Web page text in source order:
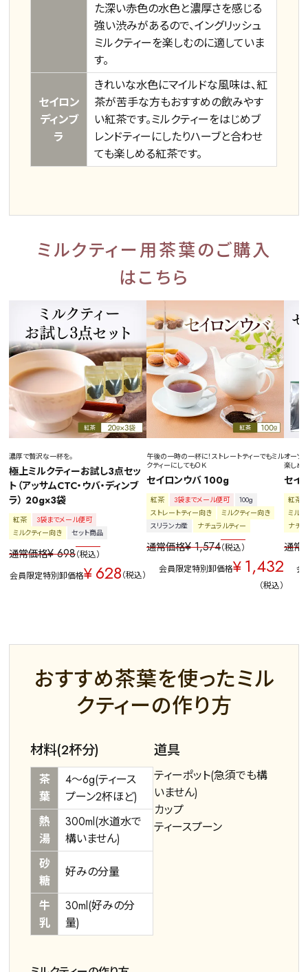
た深い赤色の水色と濃厚さを感じる
強い渋みがあるので、イングリッシュ
ミルクティーを楽しむのに適していま
す。
セイロン
ディンブ
ラ
きれいな水色にマイルドな風味は、紅
茶が苦手な方もおすすめの飲みやす
い紅茶です。ミルクティーをはじめブ
レンドティーにしたりハーブと合わせ
ても楽しめる紅茶です。
ミルクティー用茶葉のご購入
はこちら
濃厚で贅沢な一杯を。
極上ミルクティーお試し3点セッ
ト（アッサムCTC・ウバ・ディンブ
ラ） 20g×3袋
紅茶
3袋までメール便可
ミルクティー向き
セット商品
通常価格¥ 698 税込
会員限定特別卸価格¥628 税込
午後の一時の一杯に！ストレートティーでもミル
クティーにしてもＯＫ
セイロンウバ 100g
紅茶 3袋までメール便可
100g
ストレートティー向き
ミルクティー向き
スリランカ産
ナチュラルティー
通常価格¥ 1,574 税込
会員限定特別卸価格¥1,432
税込
オーソ
楽しめ
セイ
紅茶
ミル
ナチ
通常
会
おすすめ茶葉を使ったミル
クティーの作り方
材料(2杯分)
茶
葉
4～6g(ティース
プーン2杯ほど)
熱
湯
300ml(水道水で
構いません)
砂
糖
好みの分量
牛
乳
30ml(好みの分
量)
道具
ティーポット(急須でも構
いません)
カップ
ティースプーン